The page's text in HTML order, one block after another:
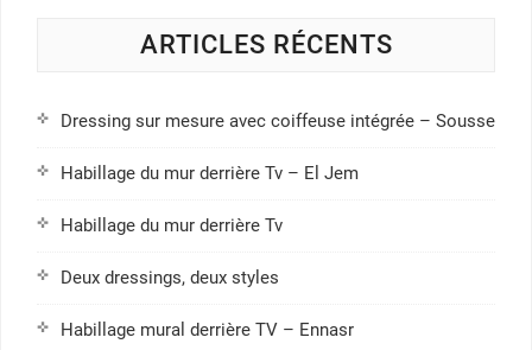
ARTICLES RÉCENTS
Dressing sur mesure avec coiffeuse intégrée – Sousse
Habillage du mur derrière Tv – El Jem
Habillage du mur derrière Tv
Deux dressings, deux styles
Habillage mural derrière TV – Ennasr